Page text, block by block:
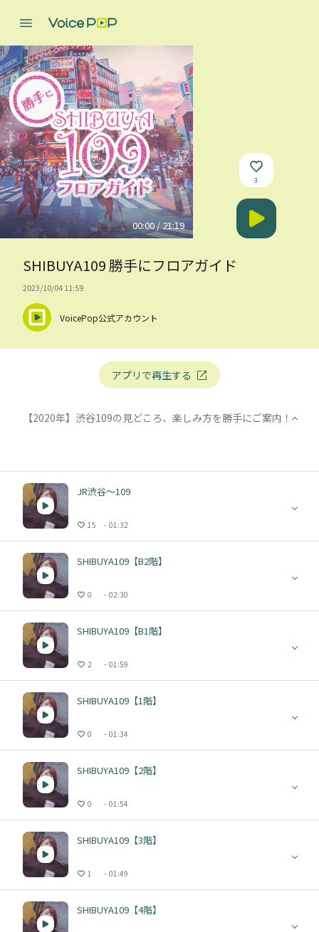
00:00 / 21:19
3
SHIBUYA109 勝手にフロアガイド
2023/10/04 11:59
VoicePop公式アカウント
アプリで再生する
【2020年】渋谷109の見どころ、楽しみ方を勝手にご案内！
JR渋谷〜109
15 01:32
SHIBUYA109【B2階】
0 02:30
SHIBUYA109【B1階】
2 01:59
SHIBUYA109【1階】
0 01:34
SHIBUYA109【2階】
0 01:54
SHIBUYA109【3階】
1 01:49
SHIBUYA109【4階】